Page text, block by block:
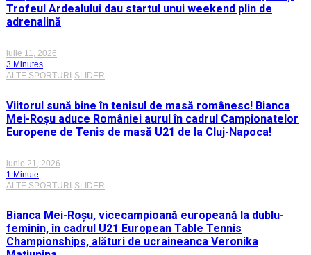
Trofeul Ardealului dau startul unui weekend plin de
adrenalină
iulie 11, 2026
3 Minutes
ALTE SPORTURI
SLIDER
Viitorul sună bine în tenisul de masă românesc! Bianca
Mei-Roșu aduce României aurul în cadrul Campionatelor
Europene de Tenis de masă U21 de la Cluj-Napoca!
iunie 21, 2026
1 Minute
ALTE SPORTURI SLIDER
Bianca Mei-Roșu, vicecampioană europeană la dublu-
feminin, în cadrul U21 European Table Tennis
Championships, alături de ucraineanca Veronika